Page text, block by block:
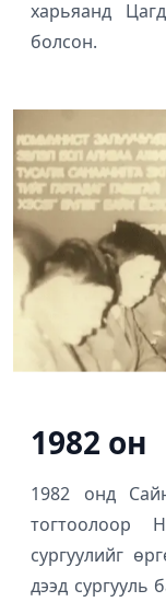
харьяанд
болсон.
1982 он
1982 онд
тогтоолоор
сургуулийг
дээд сургууль